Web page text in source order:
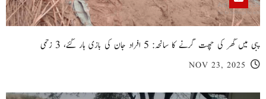
پبی میں گھر کی چھت گرنے کا سانحہ: 5 افراد جان کی بازی ہار گئے، 3 زخمی
NOV 23, 2025